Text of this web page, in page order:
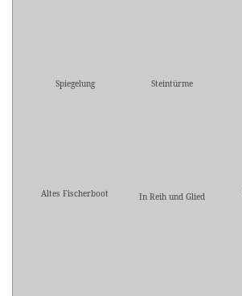
Spiegelung Steintürme
Altes Fischerboot In Reih und Glied